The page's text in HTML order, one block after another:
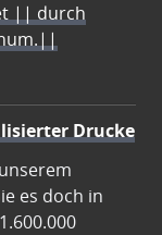
|| durch
Drucke
es doch in